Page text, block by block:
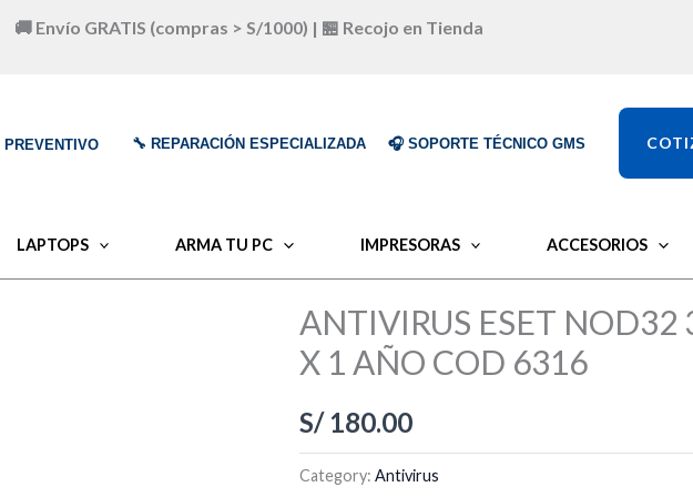
🚚 Envío GRATIS (compras > S/1000) | 🏪 Recojo en Tienda
🔧 REPARACIÓN ESPECIALIZADA 🎧 SOPORTE TÉCNICO GMS
LAPTOPS ARMA TU PC IMPRESORAS ACCESORIOS
ANTIVIRUS ESET NOD32
X 1 AÑO COD 6316
S/180.00
Category:Antivirus